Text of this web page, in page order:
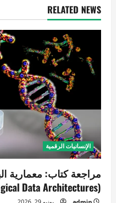
ل
م
ا
ت
RELATED NEWS
الإنسانيات الرقمية
مراجعة كتاب: معمارية
(Biological Data Architectures)